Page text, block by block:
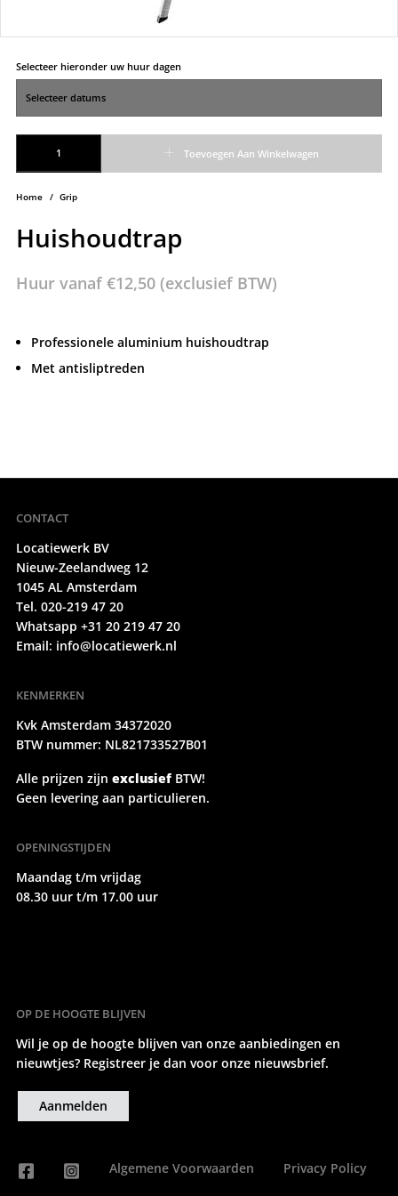
Home / Grip
Huishoudtrap
Huur vanaf €12,50(exclusief BTW)
Professionele aluminium huishoudtrap
Met antisliptreden
Selecteer hieronder uw huur dagen
Huishoudtrap aantal
Toevoegen Aan Winkelwagen
CONTACT
Locatiewerk BV
Nieuw-Zeelandweg 12
1045 AL Amsterdam
Tel. 020-219 47 20
Whatsapp +31 20 219 47 20
Email: info@locatiewerk.nl
KENMERKEN
Kvk Amsterdam 34372020
BTW nummer: NL821733527B01
Alle prijzen zijn exclusiefBTW!
Geen levering aan particulieren.
OPENINGSTIJDEN
Maandag t/m vrijdag
08.30 uur t/m 17.00 uur
OP DE HOOGTE BLIJVEN
Wil je op de hoogte blijven van onze aanbiedingen en
nieuwtjes? Registreer je dan voor onze nieuwsbrief.
Aanmelden
Algemene Voorwaarden Privacy Policy